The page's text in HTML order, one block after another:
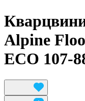
Alpine
ECO 107-